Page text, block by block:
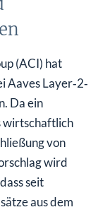
(ACI) hat
Layer‑2‑
Da ein
wirtschaftlich
von
wird
seit
aus dem